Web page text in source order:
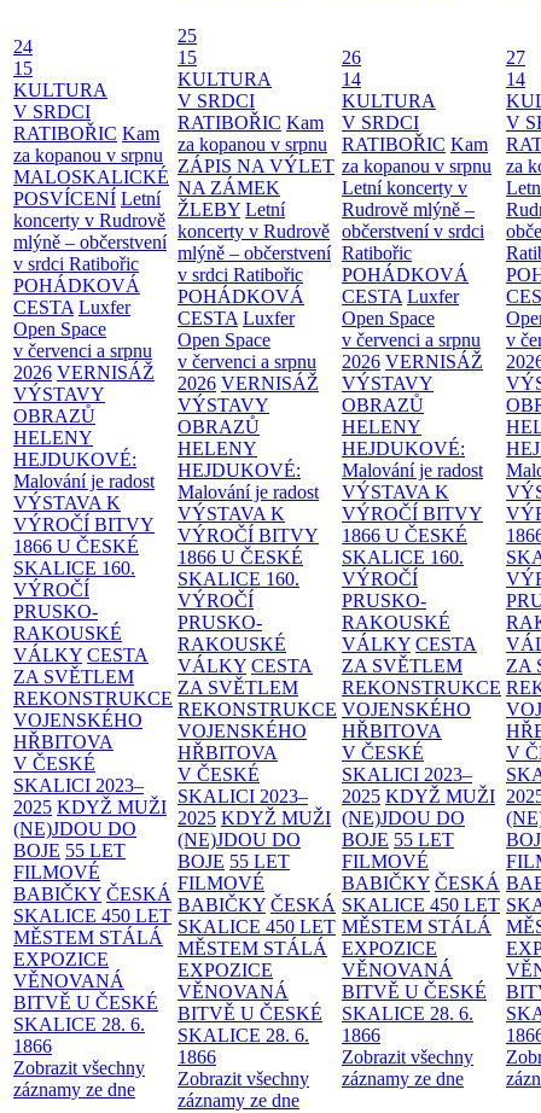
24
15
KULTURA
V SRDCI
RATIBOŘIC Kam
za kopanou v srpnu
MALOSKALICKÉ
POSVÍCENÍ Letní
koncerty v Rudrově
mlýně – občerstvení
v srdci Ratibořic
POHÁDKOVÁ
CESTA Luxfer
Open Space
v červenci a srpnu
2026 VERNISÁŽ
VÝSTAVY
OBRAZŮ
HELENY
HEJDUKOVÉ:
Malování je radost
VÝSTAVA K
VÝROČÍ BITVY
1866 U ČESKÉ
SKALICE 160.
VÝROČÍ
PRUSKO-
RAKOUSKÉ
VÁLKY CESTA
ZA SVĚTLEM
REKONSTRUKCE
VOJENSKÉHO
HŘBITOVA
V ČESKÉ
SKALICI 2023–
2025 KDYŽ MUŽI
(NE)JDOU DO
BOJE 55 LET
FILMOVÉ
BABIČKY ČESKÁ
SKALICE 450 LET
MĚSTEM STÁLÁ
EXPOZICE
VĚNOVANÁ
BITVĚ U ČESKÉ
SKALICE 28. 6.
1866
Zobrazit všechny
záznamy ze dne
25
15
KULTURA
V SRDCI
RATIBOŘIC Kam
za kopanou v srpnu
ZÁPIS NA VÝLET
NA ZÁMEK
ŽLEBY Letní
koncerty v Rudrově
mlýně – občerstvení
v srdci Ratibořic
POHÁDKOVÁ
CESTA Luxfer
Open Space
v červenci a srpnu
2026 VERNISÁŽ
VÝSTAVY
OBRAZŮ
HELENY
HEJDUKOVÉ:
Malování je radost
VÝSTAVA K
VÝROČÍ BITVY
1866 U ČESKÉ
SKALICE 160.
VÝROČÍ
PRUSKO-
RAKOUSKÉ
VÁLKY CESTA
ZA SVĚTLEM
REKONSTRUKCE
VOJENSKÉHO
HŘBITOVA
V ČESKÉ
SKALICI 2023–
2025 KDYŽ MUŽI
(NE)JDOU DO
BOJE 55 LET
FILMOVÉ
BABIČKY ČESKÁ
SKALICE 450 LET
MĚSTEM STÁLÁ
EXPOZICE
VĚNOVANÁ
BITVĚ U ČESKÉ
SKALICE 28. 6.
1866
Zobrazit všechny
záznamy ze dne
26
14
KULTURA
V SRDCI
RATIBOŘIC Kam
za kopanou v srpnu
Letní koncerty v
Rudrově mlýně –
občerstvení v srdci
Ratibořic
POHÁDKOVÁ
CESTA Luxfer
Open Space
v červenci a srpnu
2026 VERNISÁŽ
VÝSTAVY
OBRAZŮ
HELENY
HEJDUKOVÉ:
Malování je radost
VÝSTAVA K
VÝROČÍ BITVY
1866 U ČESKÉ
SKALICE 160.
VÝROČÍ
PRUSKO-
RAKOUSKÉ
VÁLKY CESTA
ZA SVĚTLEM
REKONSTRUKCE
VOJENSKÉHO
HŘBITOVA
V ČESKÉ
SKALICI 2023–
2025 KDYŽ MUŽI
(NE)JDOU DO
BOJE 55 LET
FILMOVÉ
BABIČKY ČESKÁ
SKALICE 450 LET
MĚSTEM STÁLÁ
EXPOZICE
VĚNOVANÁ
BITVĚ U ČESKÉ
SKALICE 28. 6.
1866
Zobrazit všechny
záznamy ze dne
27
14
V
za
v
ZA
V